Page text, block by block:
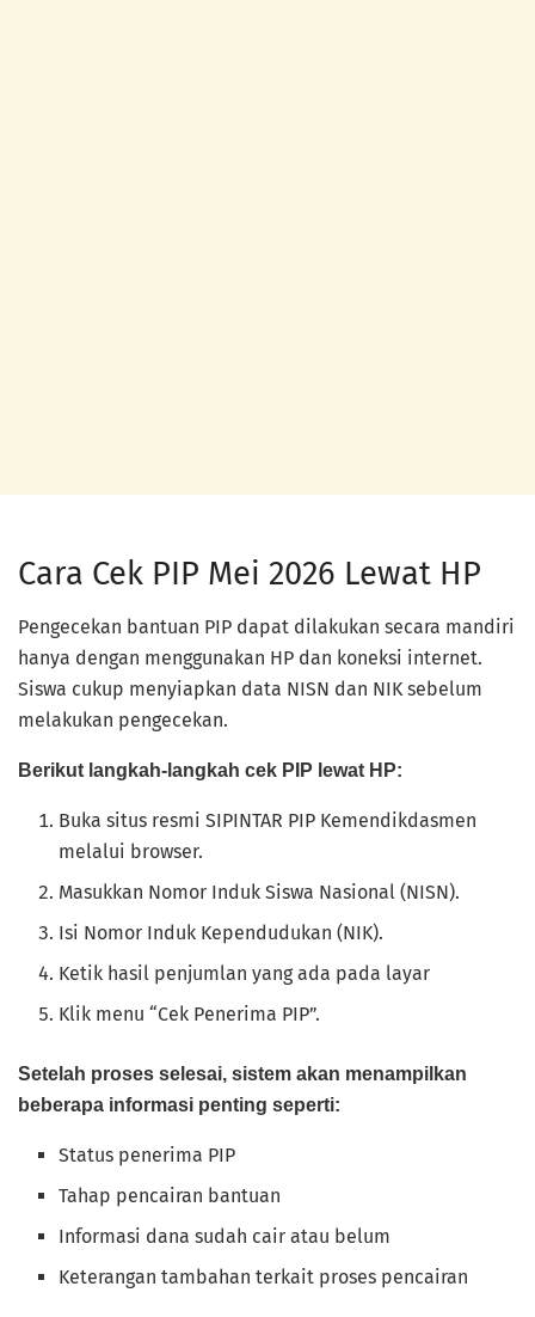
Cara Cek PIP Mei 2026 Lewat HP
Pengecekan bantuan PIP dapat dilakukan secara mandiri
hanya dengan menggunakan HP dan koneksi internet.
Siswa cukup menyiapkan data NISN dan NIK sebelum
melakukan pengecekan.
Berikut langkah-langkah cek PIP lewat HP:
Buka situs resmi SIPINTAR PIP Kemendikdasmen
melalui browser.
Masukkan Nomor Induk Siswa Nasional (NISN).
Isi Nomor Induk Kependudukan (NIK).
Ketik hasil penjumlan yang ada pada layar
Klik menu “Cek Penerima PIP”.
Setelah proses selesai, sistem akan menampilkan
beberapa informasi penting seperti:
Status penerima PIP
Tahap pencairan bantuan
Informasi dana sudah cair atau belum
Keterangan tambahan terkait proses pencairan